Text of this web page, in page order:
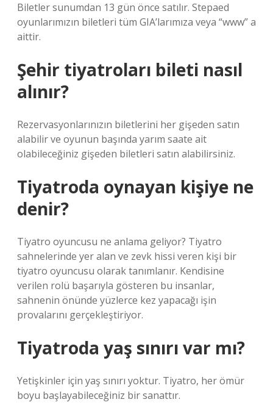
Biletler sunumdan 13 gün önce satılır. Stepaed
oyunlarımızın biletleri tüm GIA’larımıza veya “www” a
aittir.
Şehir tiyatroları bileti nasıl
alınır?
Rezervasyonlarınızın biletlerini her gişeden satın
alabilir ve oyunun başında yarım saate ait
olabileceğiniz gişeden biletleri satın alabilirsiniz.
Tiyatroda oynayan kişiye ne
denir?
Tiyatro oyuncusu ne anlama geliyor? Tiyatro
sahnelerinde yer alan ve zevk hissi veren kişi bir
tiyatro oyuncusu olarak tanımlanır. Kendisine
verilen rolü başarıyla gösteren bu insanlar,
sahnenin önünde yüzlerce kez yapacağı işin
provalarını gerçekleştiriyor.
Tiyatroda yaş sınırı var mı?
Yetişkinler için yaş sınırı yoktur. Tiyatro, her ömür
boyu başlayabileceğiniz bir sanattır.